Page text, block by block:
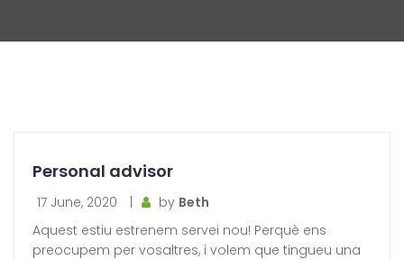
Personal advisor
17 June, 2020 by Beth
Aquest estiu estrenem servei nou! Perquè ens
preocupem per vosaltres, i volem que tingueu una